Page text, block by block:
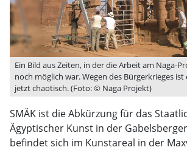
Ein Bild aus Zeiten, in der die Arbeit am Naga-
noch möglich war. Wegen des Bürgerkrieges
jetzt chaotisch. (Foto: © Naga Projekt)
SMÄK ist die Abkürzung für das
Ägyptischer Kunst in der
befindet sich im Kunstareal in der